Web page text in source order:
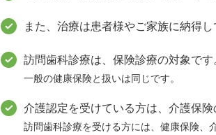
また、治療は患者様やご家族に納得し
訪問歯科診療は、保険診療の対象です
一般の健康保険と扱いは同じです。
介護認定を受けている方は、介護保険
訪問歯科診療を受ける方には、健康保険、